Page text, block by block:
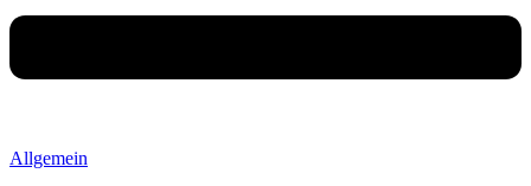
Allgemein